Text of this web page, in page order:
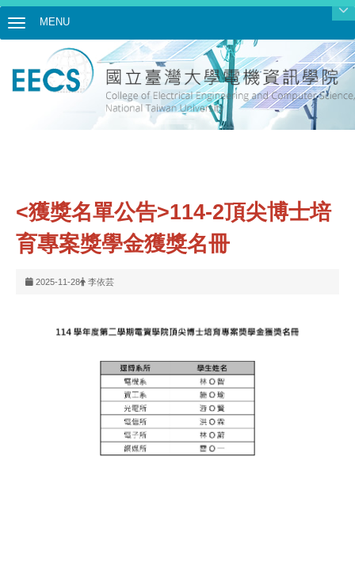
MENU
<獲獎名單公告>114-2頂尖博士培
育專案獎學金獲獎名冊
2025-11-28 李依芸